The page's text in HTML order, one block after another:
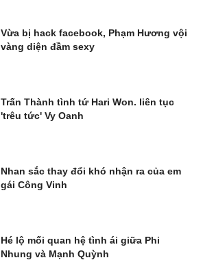
Vừa bị hack facebook, Phạm Hương vội
vàng diện đầm sexy
Trấn Thành tình tứ Hari Won. liên tục
'trêu tức' Vy Oanh
Nhan sắc thay đổi khó nhận ra của em
gái Công Vinh
Hé lộ mối quan hệ tình ái giữa Phi
Nhung và Mạnh Quỳnh